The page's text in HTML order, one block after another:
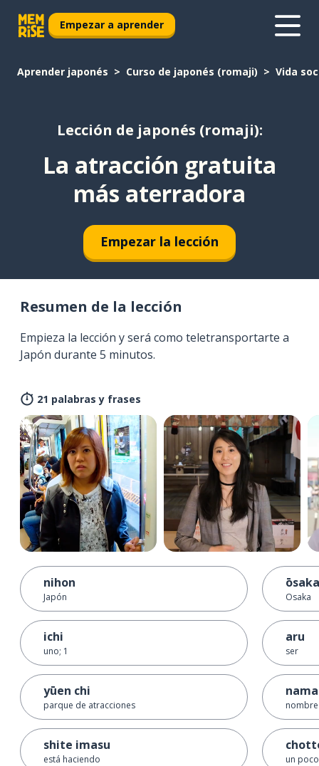
Empezar a aprender
Aprender japonés Curso de japonés (romaji) Vida
Lección de japonés (romaji):
La atracción gratuita
más aterradora
Empezar la lección
Resumen de la lección
Empieza la lección y será como teletransportarte a
Japón durante 5 minutos.
21 palabras y frases
nihon
Japón
ichi
uno; 1
yūen chi
parque de atracciones
shite imasu
está haciendo
ōsaka
Osaka
aru
ser
nombre
un poco